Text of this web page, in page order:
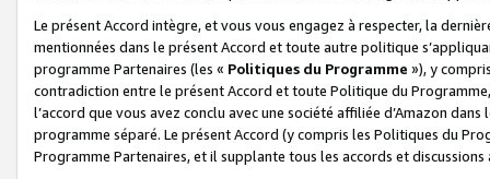
Le présent Accord intègre, et vous vous engagez à respecter, la
mentionnées dans le présent Accord et toute autre politique
programme Partenaires (les « Politiques du Programme »), y
contradiction entre le présent Accord et toute Politique du
l’accord que vous avez conclu avec une société affiliée d’Amazon
programme séparé. Le présent Accord (y compris les Politiques du
Programme Partenaires, et il supplante tous les accords et discussions